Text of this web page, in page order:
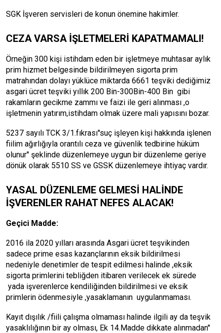
SGK İşveren servisleri de konun önemine hakimler.
CEZA VARSA İŞLETMELERİ KAPATMAMALI!
Örneğin 300 kişi istihdam eden bir işletmeye muhtasar aylık
prim hizmet belgesinde bildirilmeyen sigorta prim
matrahından dolayı yüklüce miktarda 6661 teşviki dediğimiz
asgari ücret teşviki yıllık 200 Bin-300Bin-400 Bin gibi
rakamların gecikme zammı ve faizi ile geri alınması ,o
işletmenin yatırım,istihdam olmak üzere mali yapısını bozar.
5237 sayılı TCK 3/1.fıkrası''suç işleyen kişi hakkında işlenen
fiilim ağırlığıyla orantılı ceza ve güvenlik tedbirine hüküm
olunur'' şeklinde düzenlemeye uygun bir düzenleme geriye
dönük olarak 5510 SS ve GSSK düzenlemeye ihtiyaç vardır.
YASAL DÜZENLEME GELMESİ HALİNDE
İŞVERENLER RAHAT NEFES ALACAK!
Geçici Madde:
2016 ila 2020 yılları arasında Asgari ücret teşvikinden
sadece prime esas kazançlarının eksik bildirilmesi
nedeniyle denetimler de tespit edilmesi halinde ,eksik
sigorta primlerini tebliğden itibaren verilecek ek sürede
yada işverenlerce kendiliğinden bildirilmesi ve eksik
primlerin ödenmesiyle ,yasaklamanın uygulanmaması.
Kayıt dışılık /fiili çalışma olmaması halinde ilgili ay da teşvik
yasaklılığının bir ay olması, Ek 14.Madde dikkate alınmadan''